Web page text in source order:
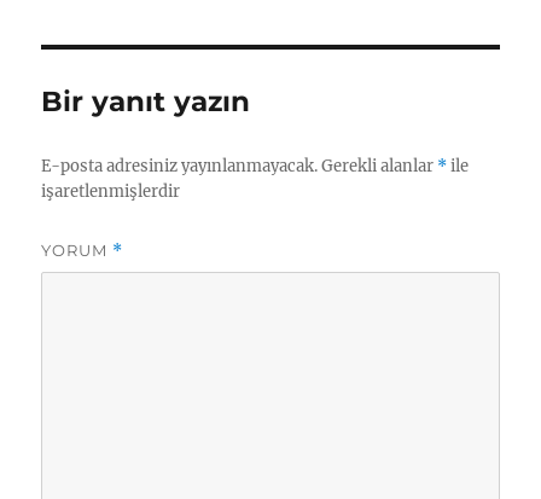
Bir yanıt yazın
E-posta adresiniz yayınlanmayacak. Gerekli alanlar *ile
işaretlenmişlerdir
YORUM *